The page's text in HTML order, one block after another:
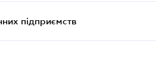
підприємств